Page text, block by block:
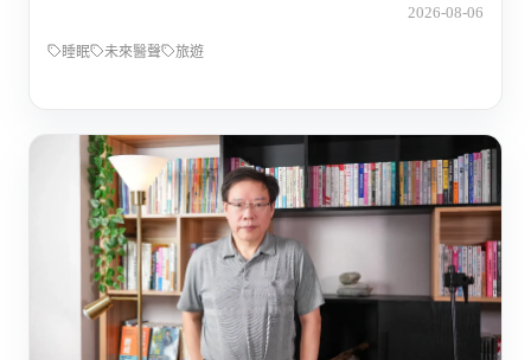
2026-08-06
睡眠 未來醫聲 旅遊